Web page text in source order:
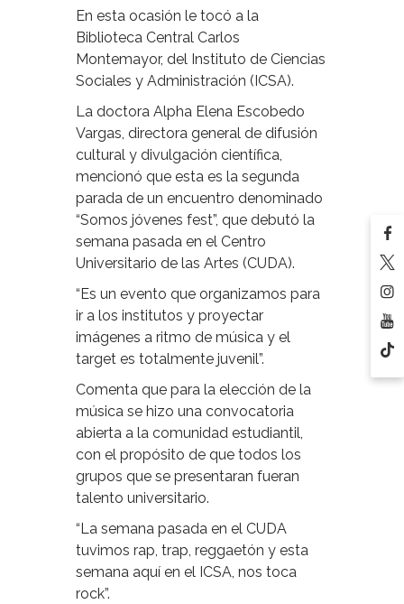
En esta ocasión le tocó a la
Biblioteca Central Carlos
Montemayor, del Instituto de Ciencias
Sociales y Administración (ICSA).
La doctora Alpha Elena Escobedo
Vargas, directora general de difusión
cultural y divulgación científica,
mencionó que esta es la segunda
parada de un encuentro denominado
“Somos jóvenes fest”, que debutó la
semana pasada en el Centro
Universitario de las Artes (CUDA).
“Es un evento que organizamos para
ir a los institutos y proyectar
imágenes a ritmo de música y el
target es totalmente juvenil”.
Comenta que para la elección de la
música se hizo una convocatoria
abierta a la comunidad estudiantil,
con el propósito de que todos los
grupos que se presentaran fueran
talento universitario.
“La semana pasada en el CUDA
tuvimos rap, trap, reggaetón y esta
semana aquí en el ICSA, nos toca
rock”.